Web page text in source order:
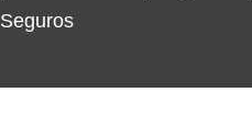
Seguros